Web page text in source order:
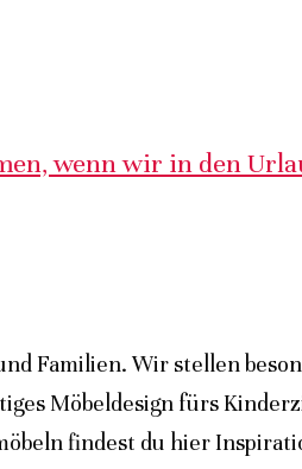
wenn wir in den
Familien. Wir stellen
Möbeldesign fürs
findest du hier